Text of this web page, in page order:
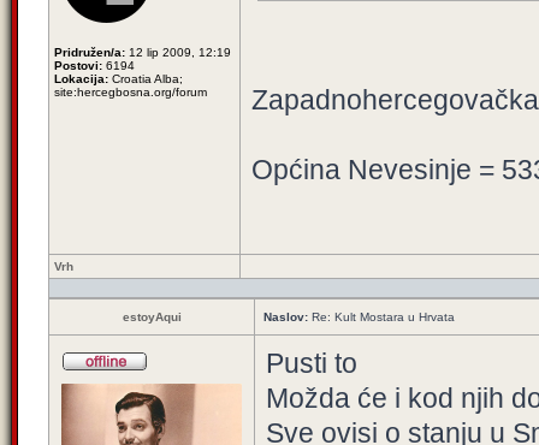
Pridružen/a: 12 lip 2009, 12:19
Postovi: 6194
Lokacija: Croatia Alba;
site:hercegbosna.org/forum
Općina Nevesinje =
Vrh
estoyAqui Naslov: Re: Kult Mostara u Hrvata
Pusti to
Možda će i kod njih
Sve ovisi o stanju u